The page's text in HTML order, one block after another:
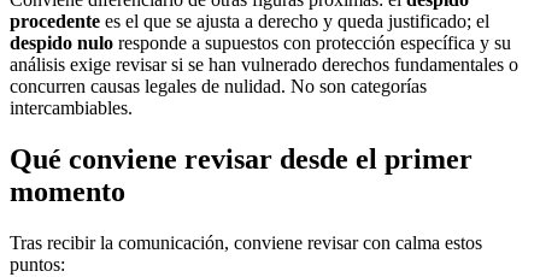
procedente es el que se ajusta a derecho y queda justificado; el
despido nulo responde a supuestos con protección específica y su
análisis exige revisar si se han vulnerado derechos fundamentales o
concurren causas legales de nulidad. No son categorías
intercambiables.
Qué conviene revisar desde el primer
momento
Tras recibir la comunicación, conviene revisar con calma estos
puntos: